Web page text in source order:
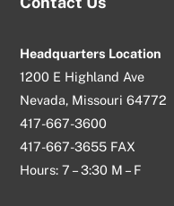
Headquarters Location
1200 E Highland Ave
Nevada, Missouri 64772
417-667-3600
417-667-3655 FAX
Hours: 7 – 3:30 M – F